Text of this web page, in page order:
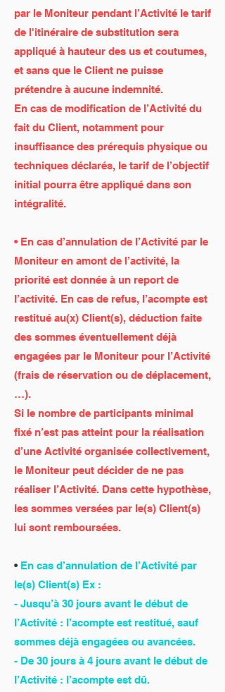
par le Moniteur pendant l’Activité le tarif
de l'itinéraire de substitution sera
appliqué à hauteur des us et coutumes,
et sans que le Client ne puisse
prétendre à aucune indemnité.
En cas de modification de l’Activité du
fait du Client, notamment pour
insuffisance des prérequis physique ou
techniques déclarés, le tarif de l’objectif
initial pourra être appliqué dans son
intégralité.
• En cas d’annulation de l’Activité par le
Moniteur en amont de l’activité, la
priorité est donnée à un report de
l’activité. En cas de refus, l’acompte est
restitué au(x) Client(s), déduction faite
des sommes éventuellement déjà
engagées par le Moniteur pour l’Activité
(frais de réservation ou de déplacement,
…).
Si le nombre de participants minimal
fixé n’est pas atteint pour la réalisation
d’une Activité organisée collectivement,
le Moniteur peut décider de ne pas
réaliser l’Activité. Dans cette hypothèse,
les sommes versées par le(s) Client(s)
lui sont remboursées.
• En cas d’annulation de l’Activité par
le(s) Client(s) Ex :
- Jusqu’à 30 jours avant le début de
l’Activité : l’acompte est restitué, sauf
sommes déjà engagées ou avancées.
- De 30 jours à 4 jours avant le début de
l’Activité : l’acompte est dû.